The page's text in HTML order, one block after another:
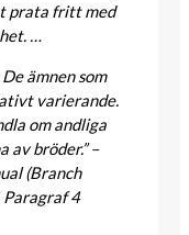
prata fritt med
…
ämnen som
varierande.
om andliga
av bröder.” –
(Branch
4